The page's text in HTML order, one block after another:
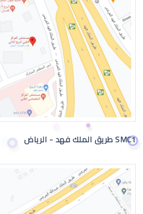
عيون الطفل الرضيع
عيون الطفل الرضيع تدمع
حول عيون الاطفال الرضع
SMC1 طريق الملك فهد - الرياض